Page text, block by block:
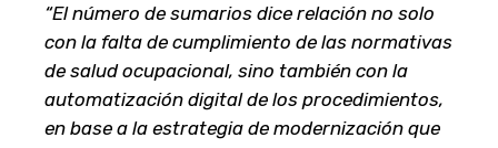
“El número de sumarios dice relación no solo
con la falta de cumplimiento de las normativas
de salud ocupacional, sino también con la
automatización digital de los procedimientos,
en base a la estrategia de modernización que